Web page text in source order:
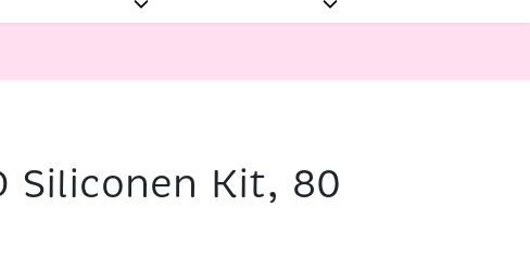
Siliconen Kit, 80